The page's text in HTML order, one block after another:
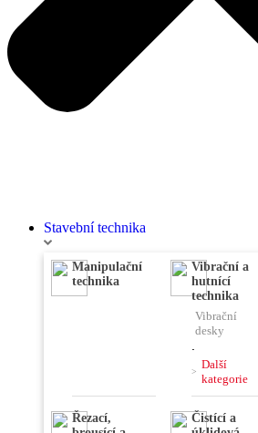
Stavební technika
Manipulační
technika
Vibrační a
hutnící
technika
Vibrační
desky
,
Vibrační
pěchy
Vibrační
lišty
Další
kategorie
Řezací,
Čistící a